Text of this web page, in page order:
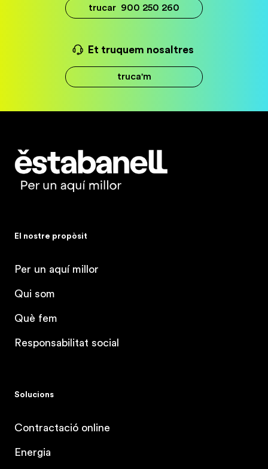
trucar 900 250 260
Et truquem nosaltres
truca'm
Estabanell
El nostre propòsit
Per un aquí millor
Qui som
Què fem
Responsabilitat social
Solucions
Contractació online
Energia